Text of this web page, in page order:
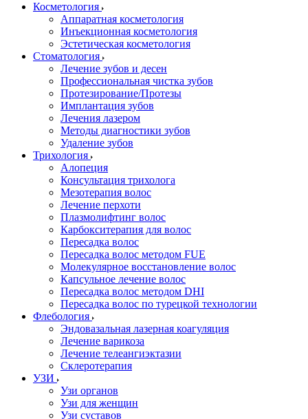
Косметология
Аппаратная косметология
Инъекционная косметология
Эстетическая косметология
Стоматология
Лечение зубов и десен
Профессиональная чистка зубов
Протезирование/Протезы
Имплантация зубов
Лечения лазером
Методы диагностики зубов
Удаление зубов
Трихология
Алопеция
Консультация трихолога
Мезотерапия волос
Лечение перхоти
Плазмолифтинг волос
Карбокситерапия для волос
Пересадка волос
Пересадка волос методом FUE
Молекулярное восстановление волос
Капсульное лечение волос
Пересадка волос методом DHI
Пересадка волос по турецкой технологии
Флебология
Эндовазальная лазерная коагуляция
Лечение варикоза
Лечение телеангиэктазии
Склеротерапия
УЗИ
Узи органов
Узи для женщин
Узи cуставов